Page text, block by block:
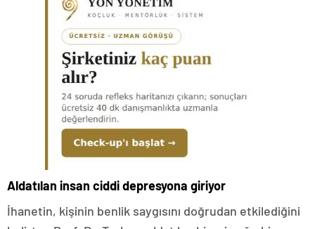
Aldatılan insan ciddi depresyona giriyor
İhanetin, kişinin benlik saygısını doğrudan etkilediğini